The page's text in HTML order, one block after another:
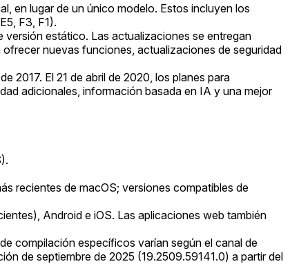
en lugar de un único modelo. Estos incluyen los
F3, F1).
estático. Las actualizaciones se entregan
nuevas funciones, actualizaciones de seguridad
2017. El 21 de abril de 2020, los planes para
adicionales, información basada en IA y una mejor
recientes de macOS; versiones compatibles de
Android e iOS. Las aplicaciones web también
compilación específicos varían según el canal de
de septiembre de 2025 (19.2509.59141.0) a partir del